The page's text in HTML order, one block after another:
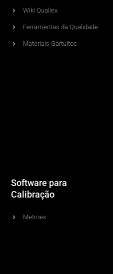
Wiki Qualiex
Ferramentas da Qualidade
Materiais Gartuitos
Software para
Calibração
Metroex